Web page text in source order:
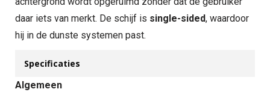
daar iets van merkt. De schijf is single-sided, waardoor
hij in de dunste systemen past.
Specificaties
Algemeen